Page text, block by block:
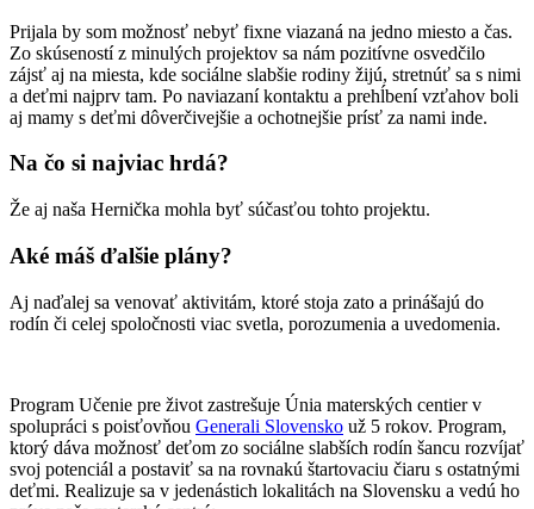
Prijala by som možnosť nebyť fixne viazaná na jedno miesto a čas.
Zo skúseností z minulých projektov sa nám pozitívne osvedčilo
zájsť aj na miesta, kde sociálne slabšie rodiny žijú, stretnúť sa s nimi
a deťmi najprv tam. Po naviazaní kontaktu a prehĺbení vzťahov boli
aj mamy s deťmi dôverčivejšie a ochotnejšie prísť za nami inde.
Na čo si najviac hrdá?
Že aj naša Hernička mohla byť súčasťou tohto projektu.
Aké máš ďalšie plány?
Aj naďalej sa venovať aktivitám, ktoré stoja zato a prinášajú do
rodín či celej spoločnosti viac svetla, porozumenia a uvedomenia.
Program Učenie pre život zastrešuje Únia materských centier v
spolupráci s poisťovňou Generali Slovensko už 5 rokov. Program,
ktorý dáva možnosť deťom zo sociálne slabších rodín šancu rozvíjať
svoj potenciál a postaviť sa na rovnakú štartovaciu čiaru s ostatnými
deťmi. Realizuje sa v jedenástich lokalitách na Slovensku a vedú ho